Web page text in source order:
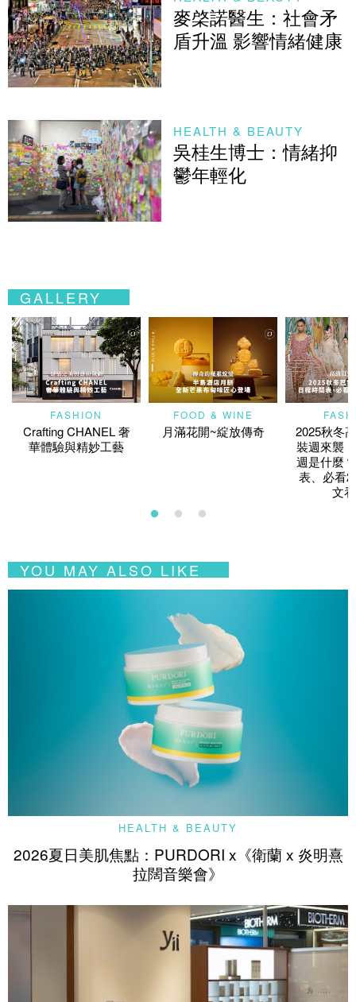
麥棨諾醫生：社會矛
盾升溫 影響情緒健康
HEALTH & BEAUTY
吳桂生博士：情緒抑
鬱年輕化
GALLERY
FASHION
Crafting CHANEL 奢
華體驗與精妙工藝
FOOD & WINE
月滿花開~綻放傳奇
2025秋冬
裝週來襲
週是什麼
表、必看
文
YOU MAY ALSO LIKE
HEALTH & BEAUTY
2026夏日美肌焦點：PURDORI x《衛蘭 x 炎明熹
拉闊音樂會》